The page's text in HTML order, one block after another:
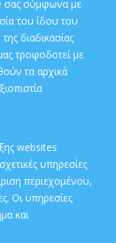
σας σύμφωνα με
του ίδου του
διαδικασίας
τροφοδοτεί με
τα αρχικά
websites
υπηρεσίες
περιεχομένου,
Οι υπηρεσίες
και